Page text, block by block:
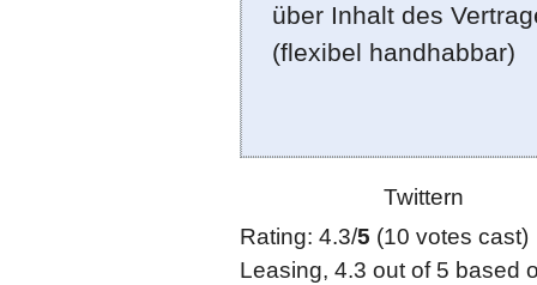
über Inhalt des
(flexibel handhabbar)
Twittern
Rating: 4.3/5 (10 votes cast)
Leasing, 4.3 out of 5 based